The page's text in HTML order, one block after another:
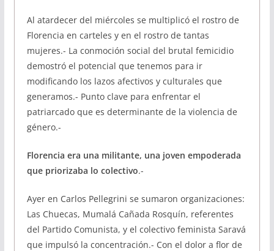
Al atardecer del miércoles se multiplicó el rostro de
Florencia en carteles y en el rostro de tantas
mujeres.- La conmoción social del brutal femicidio
demostró el potencial que tenemos para ir
modificando los lazos afectivos y culturales que
generamos.- Punto clave para enfrentar el
patriarcado que es determinante de la violencia de
género.-
Florencia era una militante, una joven empoderada
que priorizaba lo colectivo.-
Ayer en Carlos Pellegrini se sumaron organizaciones:
Las Chuecas, Mumalá Cañada Rosquín, referentes
del Partido Comunista, y el colectivo feminista Saravá
que impulsó la concentración.- Con el dolor a flor de